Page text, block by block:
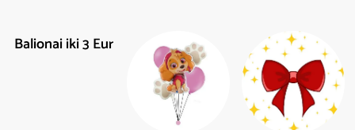
Balionai iki 3 Eur